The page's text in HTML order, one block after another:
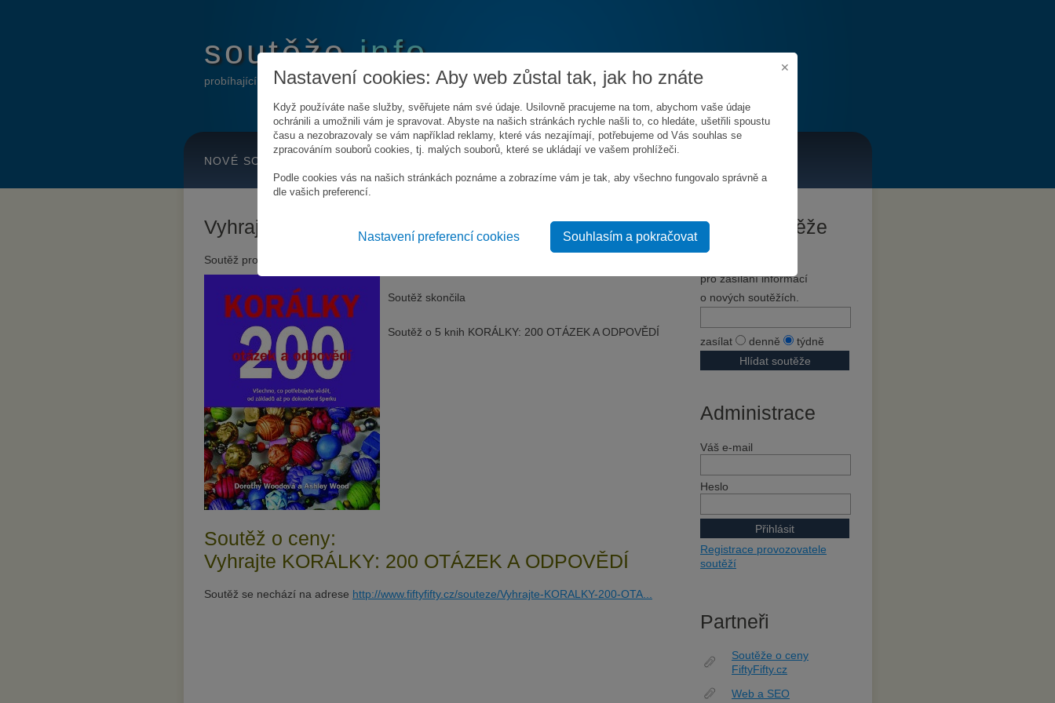
soutěže.info
probíhající online soutěže
NOVÉ SOUTĚŽE
Hlídat soutěže
pro zasílání informací
o nových soutěžích.
zasílat denně týdně
Administrace
Váš e-mail
Heslo
Registrace provozovatele
soutěží
Partneři
Soutěže o ceny
FiftyFifty.cz
Web a SEO
Vyhrajte KORÁLKY: 200 OTÁZEK A ODPOVĚDÍ
Soutěž probíhá
Soutěž skončila
Soutěž o 5 knih KORÁLKY: 200 OTÁZEK A ODPOVĚDÍ
Soutěž o ceny:
Vyhrajte KORÁLKY: 200 OTÁZEK A ODPOVĚDÍ
Soutěž se nechází na adrese http://www.fiftyfifty.cz/souteze/Vyhrajte-KORALKY-200-OTA...
Nastavení cookies: Aby web zůstal tak, jak ho znáte
Když používáte naše služby, svěřujete nám své údaje. Usilovně pracujeme na tom, abychom vaše údaje
ochránili a umožnili vám je spravovat. Abyste na našich stránkách rychle našli to, co hledáte, ušetřili spoustu
času a nezobrazovaly se vám například reklamy, které vás nezajímají, potřebujeme od Vás souhlas se
zpracováním souborů cookies, tj. malých souborů, které se ukládají ve vašem prohlížeči.
Podle cookies vás na našich stránkách poznáme a zobrazíme vám je tak, aby všechno fungovalo správně a
dle vašich preferencí.
Nastavení preferencí cookies Souhlasím a pokračovat